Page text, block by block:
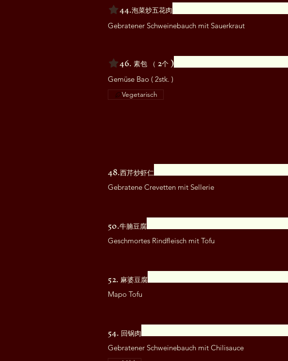
44.泡菜炒五花肉
Gebratener Schweinebauch mit Sauerkraut
46. 素包 （ 2个 )
Gemüse Bao ( 2stk. )
Vegetarisch
48.西芹炒虾仁
Gebratene Crevetten mit Sellerie
50.牛腩豆腐
Geschmortes Rindfleisch mit Tofu
52. 麻婆豆腐
Mapo Tofu
54. 回锅肉
Gebratener Schweinebauch mit Chilisauce